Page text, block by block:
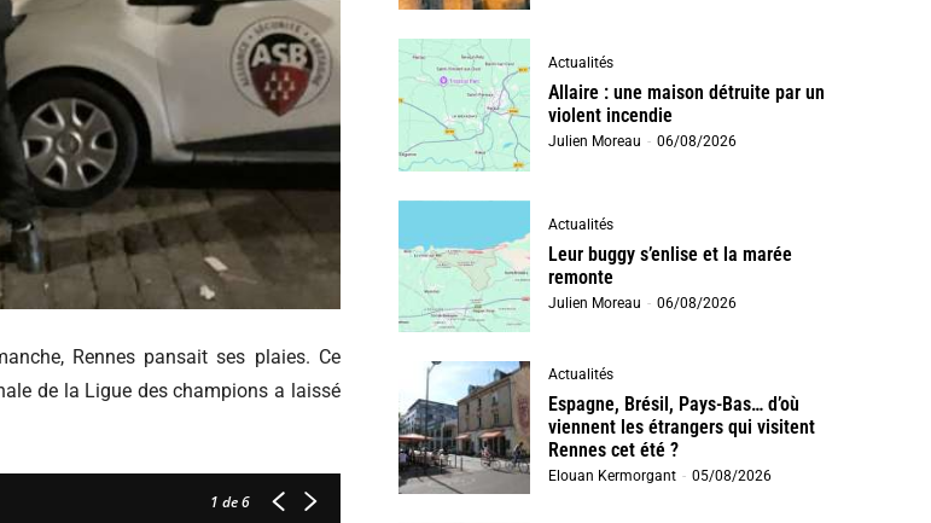
Rennes pansait ses plaies. Ce
de la Ligue des champions a laissé
1 de 6
Actualités
Allaire : une maison détruite par un
violent incendie
Julien Moreau - 06/08/2026
Actualités
Leur buggy s’enlise et la marée
remonte
Julien Moreau - 06/08/2026
Actualités
Espagne, Brésil, Pays-Bas… d’où
viennent les étrangers qui visitent
Rennes cet été ?
Elouan Kermorgant - 05/08/2026